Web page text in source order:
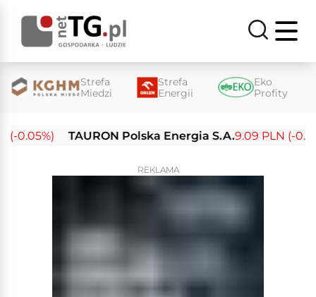
Strefa
Miedzi
Strefa
Energii
Eko
Profity
0.05%) TAURON Polska Energia S.A.9.09 PLN (-
REKLAMA